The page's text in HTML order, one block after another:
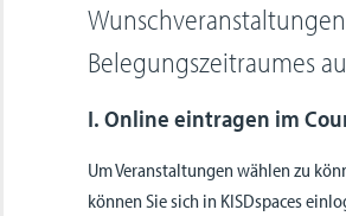
Belegungszeitraumes
I. Online eintragen im
Um Veranstaltungen wählen zu
können Sie sich in KISDspaces